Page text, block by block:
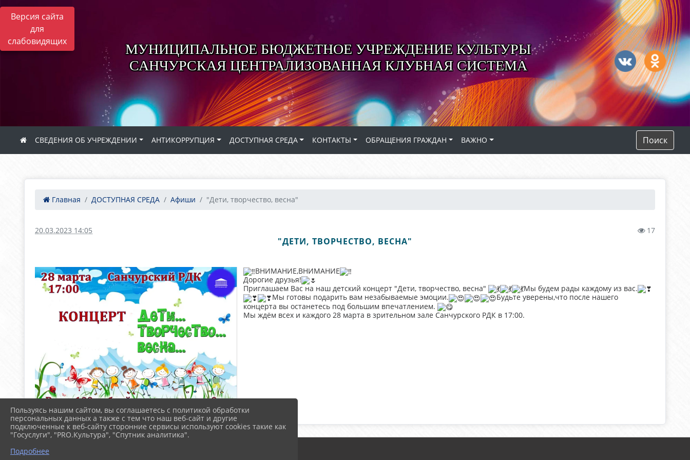
Версия сайта
для
слабовидящих
МУНИЦИПАЛЬНОЕ БЮДЖЕТНОЕ УЧРЕЖДЕНИЕ КУЛЬТУРЫ
САНЧУРСКАЯ ЦЕНТРАЛИЗОВАННАЯ КЛУБНАЯ СИСТЕМА
СВЕДЕНИЯ ОБ УЧРЕЖДЕНИИ АНТИКОРРУПЦИЯ ДОСТУПНАЯ СРЕДА КОНТАКТЫ ОБРАЩЕНИЯ ГРАЖДАН ВАЖНО Поиск
Главная ДОСТУПНАЯ СРЕДА Афиши "Дети, творчество, весна"
20.03.2023 14:05 17
"ДЕТИ, ТВОРЧЕСТВО, ВЕСНА"
ВНИМАНИЕ,ВНИМАНИЕ
Дорогие друзья!
Приглашаем Вас на наш детский концерт "Дети, творчество, весна"
Мы будем рады каждому из вас.
Мы готовы подарить вам незабываемые эмоции.
Будьте уверены,что после нашего
концерта вы останетесь под большим впечатлением.
Мы ждём всех и каждого 28 марта в зрительном зале Санчурского РДК в 17:00.
Пользуясь нашим сайтом, вы соглашаетесь с политикой обработки
персональных данных а также с тем что наш веб-сайт и другие
подключенные к веб-сайту сторонние сервисы используют cookies такие как
"Госуслуги", "PRO.Культура", "Спутник аналитика".
Подробнее